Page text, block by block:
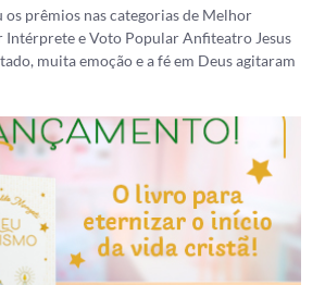
os prêmios nas categorias de Melhor
Intérprete e Voto Popular Anfiteatro Jesus
muita emoção e a fé em Deus agitaram